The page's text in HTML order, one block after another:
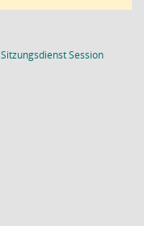
SitzungsdienstSession(Wird in